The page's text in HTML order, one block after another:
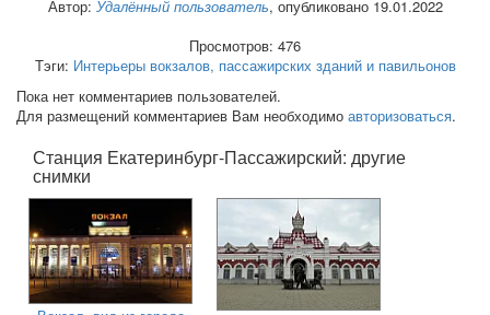
Автор: Удалённый пользователь, опубликовано 19.01.2022
Просмотров: 476
Тэги: Интерьеры вокзалов, пассажирских зданий и павильонов
Пока нет комментариев пользователей.
Для размещений комментариев Вам необходимо авторизоваться.
Станция Екатеринбург-Пассажирский: другие
снимки